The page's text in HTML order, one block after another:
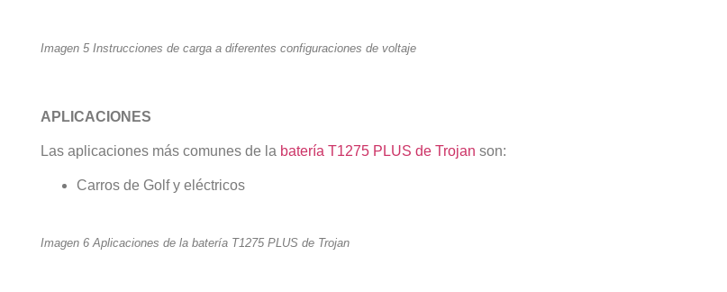
Imagen 5 Instrucciones de carga a diferentes configuraciones de voltaje
APLICACIONES
Las aplicaciones más comunes de la batería T1275 PLUS de Trojan son:
Carros de Golf y eléctricos
Imagen 6 Aplicaciones de la batería T1275 PLUS de Trojan